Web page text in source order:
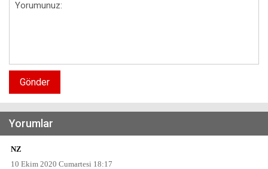
Gönder
Yorumlar
NZ
10 Ekim 2020 Cumartesi 18:17